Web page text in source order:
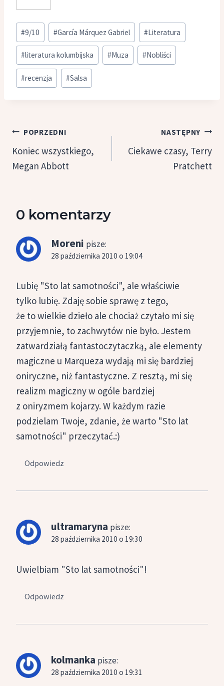
Tagi
wpisu:
#9/10 #García Márquez Gabriel #Literatura
#literatura kolumbijska #Muza #Nobliści
#recenzja #Salsa
Nawigacja
wpisu
POPRZEDNI
Koniec wszystkiego,
Megan Abbott
NASTĘPNY
Ciekawe czasy, Terry
Pratchett
0 komentarzy
Moreni pisze:
28 października 2010 o 19:04
Lubię "Sto lat samotności", ale właściwie
tylko lubię. Zdaję sobie sprawę z tego,
że to wielkie dzieło ale chociaż czytało mi się
przyjemnie, to zachwytów nie było. Jestem
zatwardziałą fantastoczytaczką, ale elementy
magiczne u Marqueza wydają mi się bardziej
oniryczne, niż fantastyczne. Z resztą, mi się
realizm magiczny w ogóle bardziej
z oniryzmem kojarzy. W każdym razie
podzielam Twoje, zdanie, że warto "Sto lat
samotności" przeczytać.:)
Odpowiedz
ultramaryna pisze:
28 października 2010 o 19:30
Uwielbiam "Sto lat samotności"!
Odpowiedz
kolmanka pisze:
28 października 2010 o 19:31